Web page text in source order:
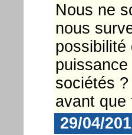
Nous ne
nous
possibilité
sociétés
avant que
29/04/